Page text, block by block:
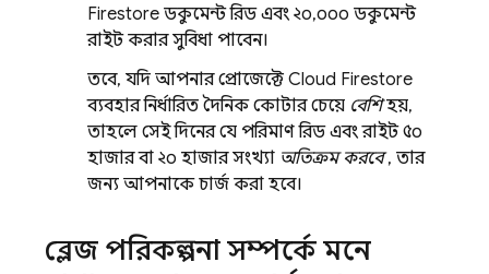
Firestore ডকুমেন্ট রিড এবং ২০,০০০ ডকুমেন্ট
রাইট করার সুবিধা পাবেন।
তবে, যদি আপনার প্রোজেক্টে Cloud Firestore
ব্যবহার নির্ধারিত দৈনিক কোটার চেয়ে বেশিহয়,
তাহলে সেই দিনের যে পরিমাণ রিড এবং রাইট ৫০
হাজার বা ২০ হাজার সংখ্যা অতিক্রম করবে, তার
জন্য আপনাকে চার্জ করা হবে।
ব্লেজ পরিকল্পনা সম্পর্কে মনে